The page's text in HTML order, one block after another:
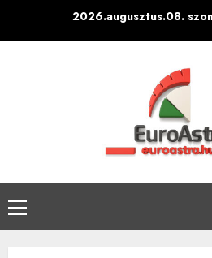
2026.augusztus.08.
Primary
Menu